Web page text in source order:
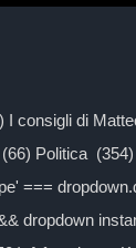
I consigli di
Politica
===
dropdown